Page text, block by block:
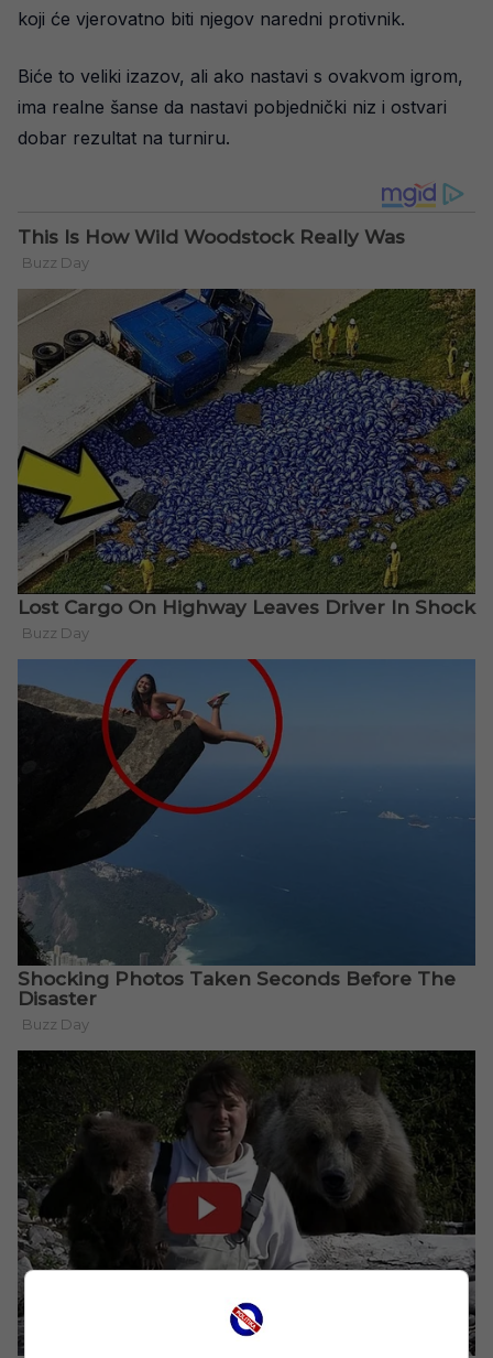
koji će vjerovatno biti njegov naredni protivnik.
Biće to veliki izazov, ali ako nastavi s ovakvom igrom,
ima realne šanse da nastavi pobjednički niz i ostvari
dobar rezultat na turniru.